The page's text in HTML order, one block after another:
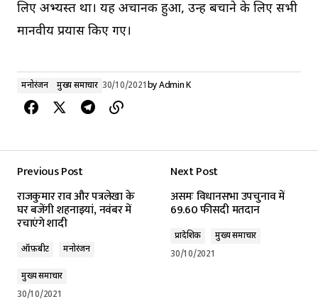
लिए अभ्यस्त था। यह अचानक हुआ, उन्हें बचाने के लिए सभी
मानवीय प्रयास किए गए।
मनोरंजन मुख्य समाचार 30/10/2021byAdmin K
Previous Post
राजकुमार राव और पत्रलेखा के
घर बजेंगी शहनाइयां, नवंबर में
रचाएंगे शादी
ऑफ़बीट मनोरंजन
मुख्य समाचार
30/10/2021
Next Post
असमः विधानसभा उपचुनाव में
69.60 फीसदी मतदान
प्रादेशिक
मुख्य समाचार
30/10/2021